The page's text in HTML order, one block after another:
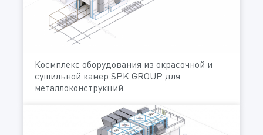
Космплекс оборудования из окрасочной и
сушильной камер SPK GROUP для
металлоконструкций